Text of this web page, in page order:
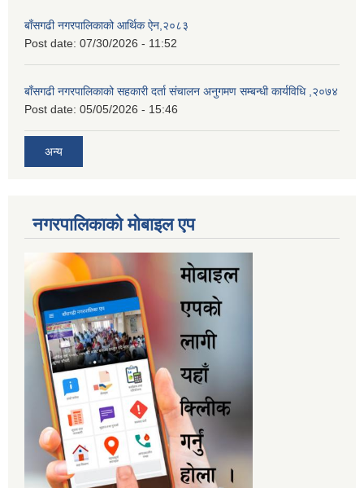
बाँसगढी नगरपालिकाको आर्थिक ऐन,२०८३
Post date: 07/30/2026 - 11:52
बाँसगढी नगरपालिकाको सहकारी दर्ता संचालन अनुगमण सम्बन्धी कार्यविधि ,२०७४
Post date: 05/05/2026 - 15:46
अन्य
नगरपालिकाकाे माेबाइल एप